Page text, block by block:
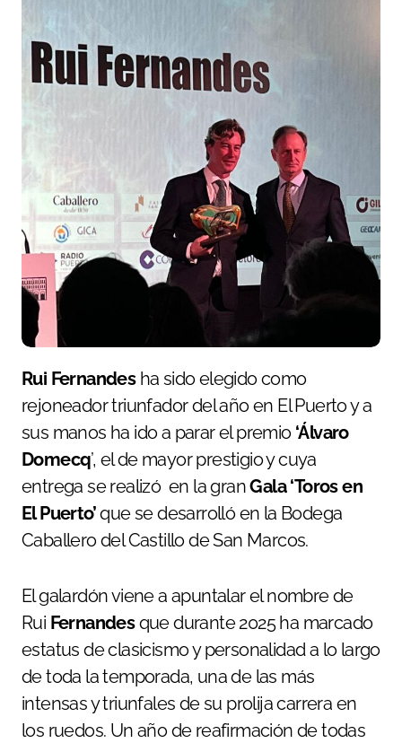
Rui Fernandesha sido elegido como
rejoneador triunfador del año en El Puerto y a
sus manos ha ido a parar el premio ‘Álvaro
Domecq’, el de mayor prestigio y cuya
entrega se realizó en la granGala ‘Toros en
El Puerto’que se desarrolló en la Bodega
Caballero del Castillo de San Marcos.
El galardón viene a apuntalar el nombre de
Rui Fernandesque durante 2025 ha marcado
estatus de clasicismo y personalidad a lo largo
de toda la temporada, una de las más
intensas y triunfales de su prolija carrera en
los ruedos. Un año de reafirmación de todas